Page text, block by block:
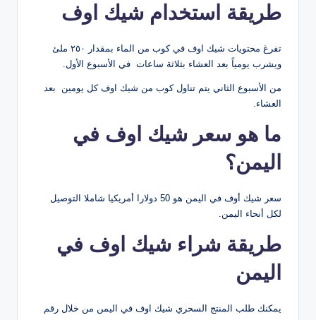
طريقة استخدام شيك اوف
تفرغ محتويات شيك اوف في كوب من الماء بمقدار ٢٥٠ ملئ
ويشرب يومياً بعد العشاء بثلاثة ساعات في الأسبوع الأول.
من الأسبوع الثاني يتم تناول كوب من شيك اوف كل يومين بعد
العشاء.
ما هو سعر شيك اوف في
اليمن؟
سعر شيك أوف في اليمن هو 50 دولارا أمريكيا شاملا التوصيل
لكل أنحاء اليمن.
طريقة شراء شيك اوف في
اليمن
يمكنك طلب المنتج السحري شيك اوف في اليمن من خلال رقم